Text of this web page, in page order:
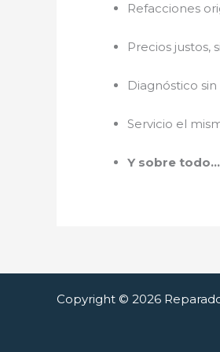
Refacciones
Precios justos,
Diagnóstico
Servicio el
Y sobre
Copyright © 2026